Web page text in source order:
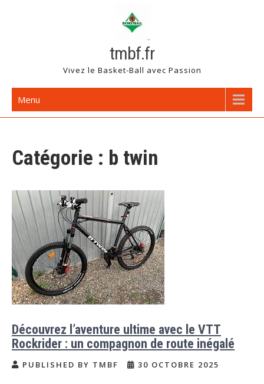
tmbf.fr
Vivez le Basket-Ball avec Passion
Menu
Catégorie : b twin
Découvrez l’aventure ultime avec le VTT
Rockrider : un compagnon de route inégalé
PUBLISHED BY TMBF 30 OCTOBRE 2025